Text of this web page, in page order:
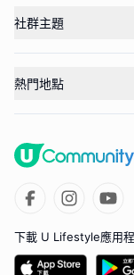
社群主題
熱門地點
下載 U Lifestyle應用